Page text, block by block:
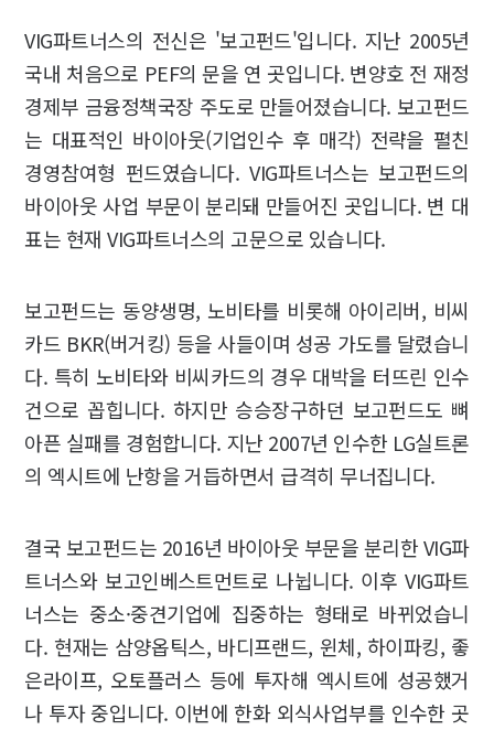
VIG파트너스의 전신은 '보고펀드'입니다. 지난 2005년
국내 처음으로 PEF의 문을 연 곳입니다. 변양호 전 재정
경제부 금융정책국장 주도로 만들어졌습니다. 보고펀드
는 대표적인 바이아웃(기업인수 후 매각) 전략을 펼친
경영참여형 펀드였습니다. VIG파트너스는 보고펀드의
바이아웃 사업 부문이 분리돼 만들어진 곳입니다. 변 대
표는 현재 VIG파트너스의 고문으로 있습니다.
보고펀드는 동양생명, 노비타를 비롯해 아이리버, 비씨
카드 BKR(버거킹) 등을 사들이며 성공 가도를 달렸습니
다. 특히 노비타와 비씨카드의 경우 대박을 터뜨린 인수
건으로 꼽힙니다. 하지만 승승장구하던 보고펀드도 뼈
아픈 실패를 경험합니다. 지난 2007년 인수한 LG실트론
의 엑시트에 난항을 거듭하면서 급격히 무너집니다.
결국 보고펀드는 2016년 바이아웃 부문을 분리한 VIG파
트너스와 보고인베스트먼트로 나뉩니다. 이후 VIG파트
너스는 중소·중견기업에 집중하는 형태로 바뀌었습니
다. 현재는 삼양옵틱스, 바디프랜드, 윈체, 하이파킹, 좋
은라이프, 오토플러스 등에 투자해 엑시트에 성공했거
나 투자 중입니다. 이번에 한화 외식사업부를 인수한 곳